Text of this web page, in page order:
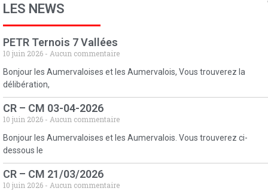
LES NEWS
PETR Ternois 7 Vallées
10 juin 2026
Aucun commentaire
Bonjour les Aumervaloises et les Aumervalois, Vous trouverez la
délibération,
CR – CM 03-04-2026
10 juin 2026
Aucun commentaire
Bonjour les Aumervaloises et les Aumervalois. Vous trouverez ci-
dessous le
CR – CM 21/03/2026
10 juin 2026
Aucun commentaire